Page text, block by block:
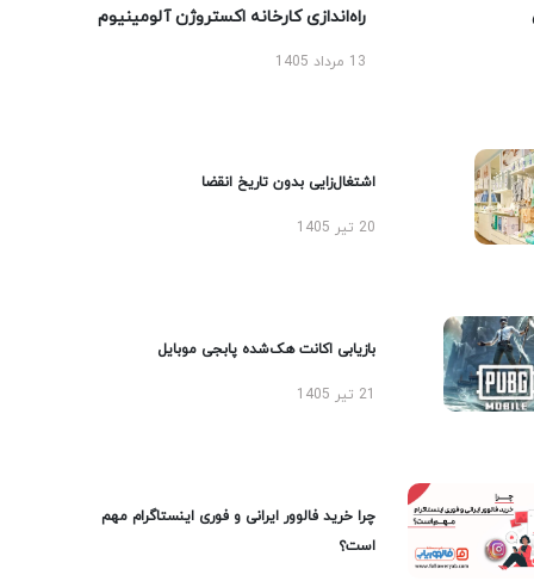
راه‌اندازی کارخانه اکستروژن آلومینیوم
13 مرداد 1405
اشتغال‌زایی بدون تاریخ انقضا
20 تیر 1405
بازیابی اکانت هک‌شده پابجی موبایل
چرا خرید فالوور ایرانی و فوری اینستاگرام مهم
است؟